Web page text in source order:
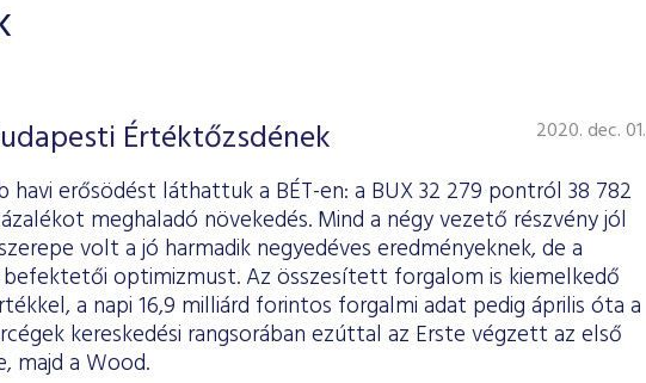
Értéktőzsdének 2020. dec. 01.
havi erősödést láthattuk a BÉT-en: a BUX 32 279 pontról 38 782
meghaladó növekedés. Mind a négy vezető részvény jól
volt a jó harmadik negyedéves eredményeknek, de a
optimizmust. Az összesített forgalom is kiemelkedő
a napi 16,9 milliárd forintos forgalmi adat pedig április óta a
kereskedési rangsorában ezúttal az Erste végzett az első
majd a Wood.